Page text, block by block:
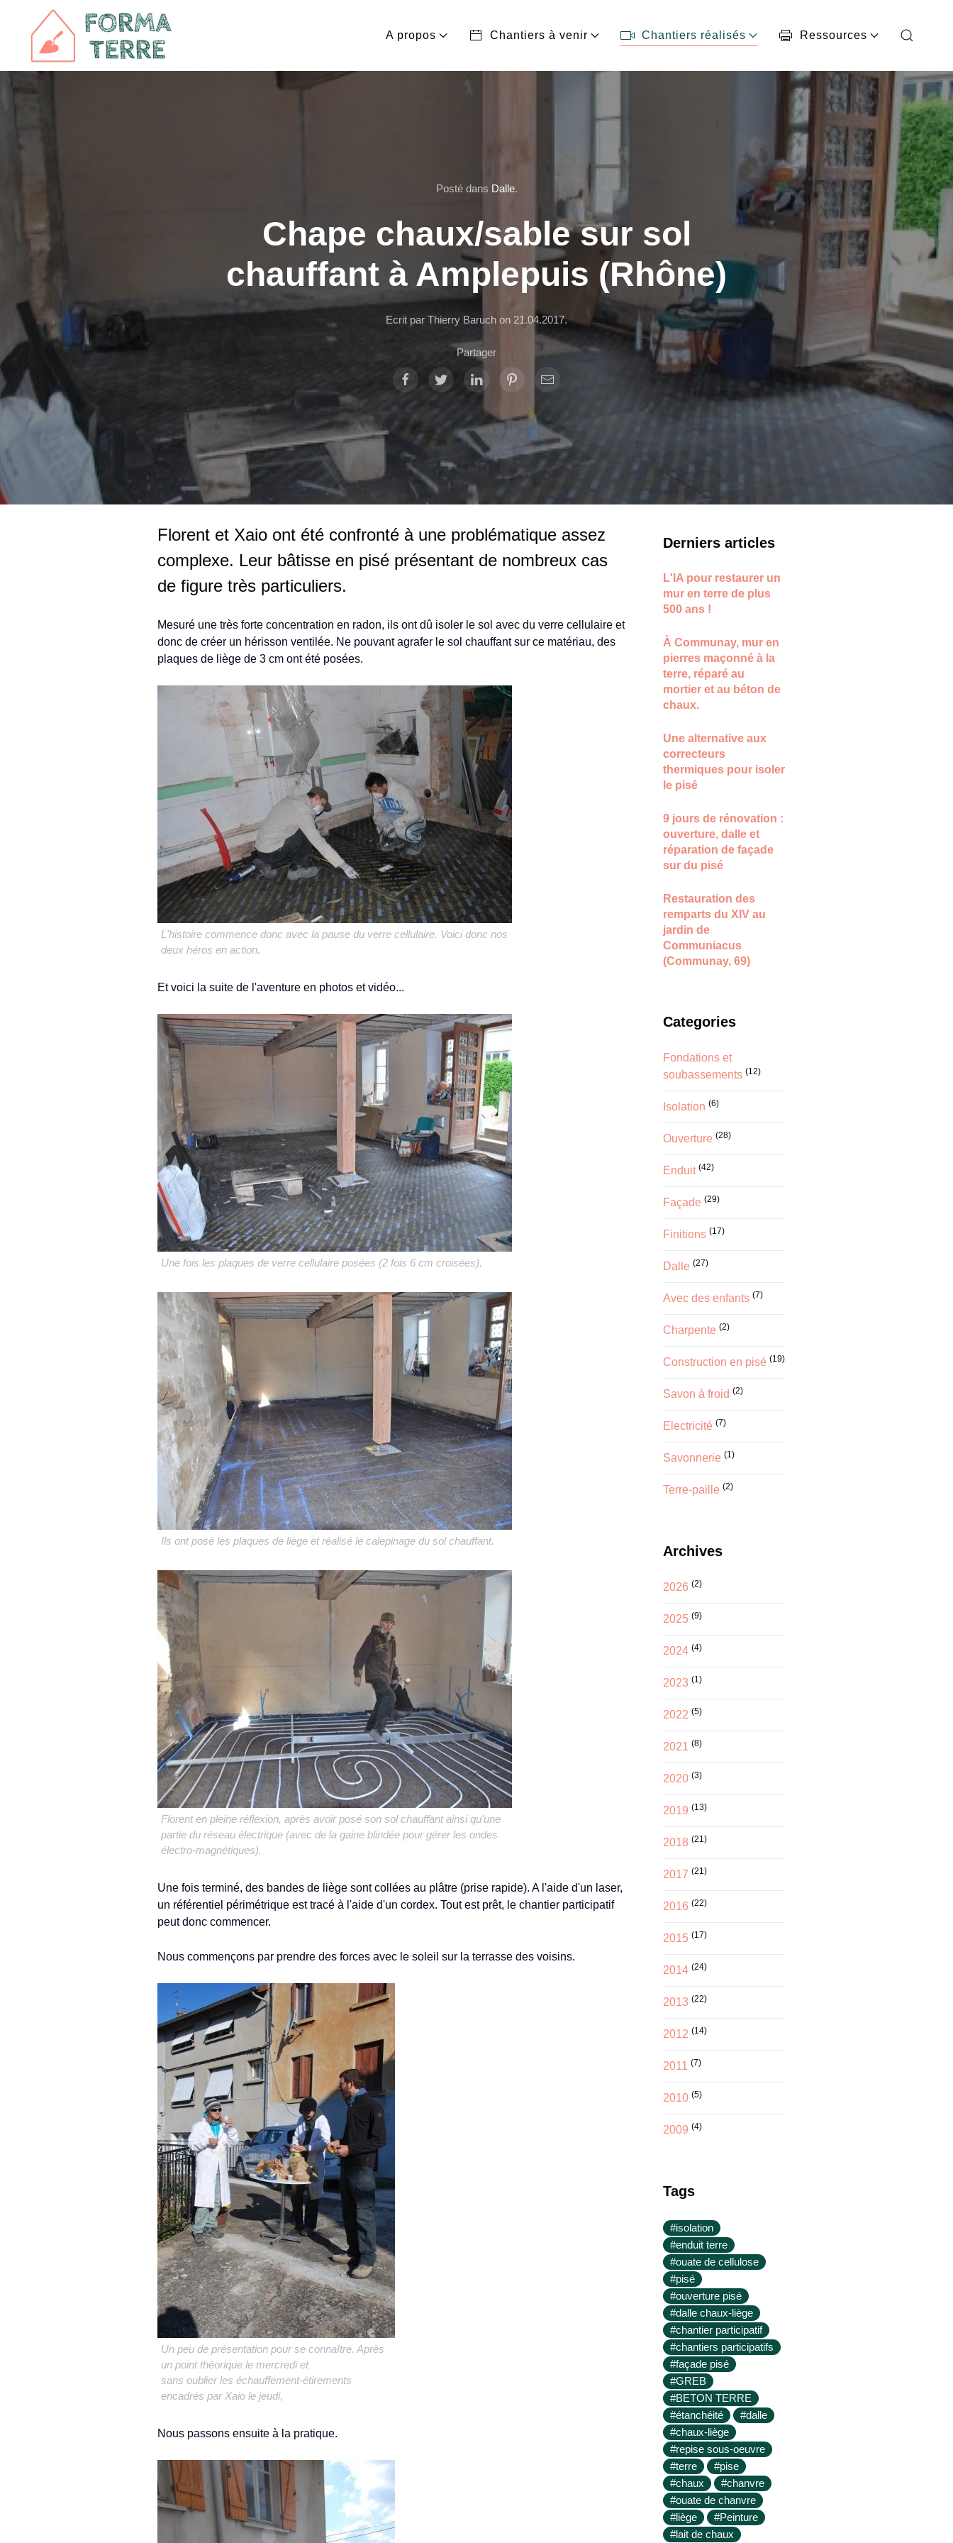
A propos Chantiers à venir Chantiers réalisés Ressources
Posté dans Dalle.
Chape chaux/sable sur sol
chauffant à Amplepuis (Rhône)
Ecrit par Thierry Baruch on 21.04.2017.
Partager
Florent et Xaio ont été confronté à une problématique assez
complexe. Leur bâtisse en pisé présentant de nombreux cas
de figure très particuliers.
Mesuré une très forte concentration en radon, ils ont dû isoler le sol avec du verre cellulaire et
donc de créer un hérisson ventilée. Ne pouvant agrafer le sol chauffant sur ce matériau, des
plaques de liège de 3 cm ont été posées.
L'histoire commence donc avec la pause du verre cellulaire. Voici donc nos
deux héros en action.
Et voici la suite de l'aventure en photos et vidéo...
Une fois les plaques de verre cellulaire posées (2 fois 6 cm croisées).
Ils ont posé les plaques de liège et réalisé le calepinage du sol chauffant.
Florent en pleine réflexion, après avoir posé son sol chauffant ainsi qu'une
partie du réseau électrique (avec de la gaine blindée pour gérer les ondes
électro-magnétiques).
Une fois terminé, des bandes de liège sont collées au plâtre (prise rapide). A l'aide d'un laser,
un référentiel périmétrique est tracé à l'aide d'un cordex. Tout est prêt, le chantier participatif
peut donc commencer.
Nous commençons par prendre des forces avec le soleil sur la terrasse des voisins.
Un peu de présentation pour se connaître. Après
un point théorique le mercredi et
sans oublier les échauffement-étirements
encadrés par Xaio le jeudi,
Nous passons ensuite à la pratique.
Derniers articles
L'IA pour restaurer un
mur en terre de plus
500 ans !
À Communay, mur en
pierres maçonné à la
terre, réparé au
mortier et au béton de
chaux.
Une alternative aux
correcteurs
thermiques pour isoler
le pisé
9 jours de rénovation :
ouverture, dalle et
réparation de façade
sur du pisé
Restauration des
remparts du XIV au
jardin de
Communiacus
(Communay, 69)
Categories
Fondations et
soubassements (12)
Isolation (6)
Ouverture (28)
Enduit (42)
Façade (29)
Finitions (17)
Dalle (27)
Avec des enfants (7)
Charpente (2)
Construction en pisé (19)
Savon à froid (2)
Electricité (7)
Savonnerie (1)
Terre-paille (2)
Archives
2026 (2)
2025 (9)
2024 (4)
2023 (1)
2022 (5)
2021 (8)
2020 (3)
2019 (13)
2018 (21)
2017 (21)
2016 (22)
2015 (17)
2014 (24)
2013 (22)
2012 (14)
2011 (7)
2010 (5)
2009 (4)
Tags
#isolation
#enduit terre
#ouate de cellulose
#pisé
#ouverture pisé
#dalle chaux-liège
#chantier participatif
#chantiers participatifs
#façade pisé
#GREB
#BETON TERRE
#étanchéité
#dalle
#chaux-liège
#repise sous-oeuvre
#terre
#pise
#chaux
#chanvre
#ouate de chanvre
#liège
#Peinture
#lait de chaux